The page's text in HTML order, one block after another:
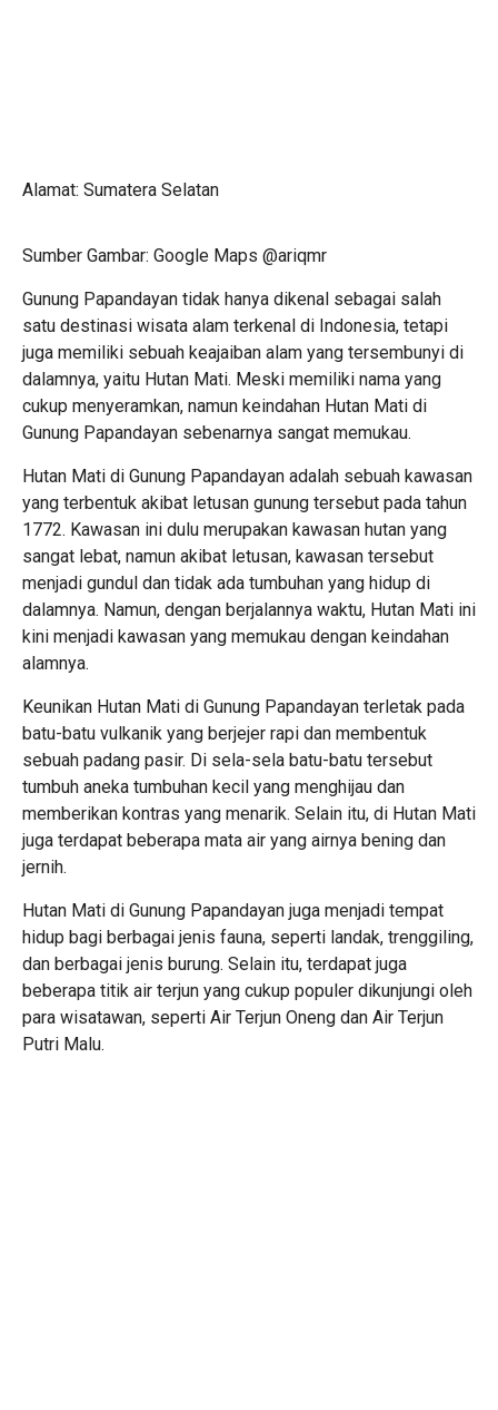
Alamat: Sumatera Selatan
Sumber Gambar: Google Maps @ariqmr
Gunung Papandayan tidak hanya dikenal sebagai salah
satu destinasi wisata alam terkenal di Indonesia, tetapi
juga memiliki sebuah keajaiban alam yang tersembunyi di
dalamnya, yaitu Hutan Mati. Meski memiliki nama yang
cukup menyeramkan, namun keindahan Hutan Mati di
Gunung Papandayan sebenarnya sangat memukau.
Hutan Mati di Gunung Papandayan adalah sebuah kawasan
yang terbentuk akibat letusan gunung tersebut pada tahun
1772. Kawasan ini dulu merupakan kawasan hutan yang
sangat lebat, namun akibat letusan, kawasan tersebut
menjadi gundul dan tidak ada tumbuhan yang hidup di
dalamnya. Namun, dengan berjalannya waktu, Hutan Mati ini
kini menjadi kawasan yang memukau dengan keindahan
alamnya.
Keunikan Hutan Mati di Gunung Papandayan terletak pada
batu-batu vulkanik yang berjejer rapi dan membentuk
sebuah padang pasir. Di sela-sela batu-batu tersebut
tumbuh aneka tumbuhan kecil yang menghijau dan
memberikan kontras yang menarik. Selain itu, di Hutan Mati
juga terdapat beberapa mata air yang airnya bening dan
jernih.
Hutan Mati di Gunung Papandayan juga menjadi tempat
hidup bagi berbagai jenis fauna, seperti landak, trenggiling,
dan berbagai jenis burung. Selain itu, terdapat juga
beberapa titik air terjun yang cukup populer dikunjungi oleh
para wisatawan, seperti Air Terjun Oneng dan Air Terjun
Putri Malu.